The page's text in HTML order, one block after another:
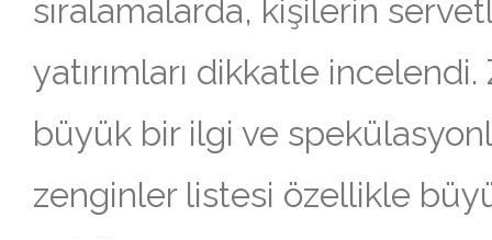
sıralamalarda, kişilerin
yatırımları dikkatle incelendi.
büyük bir ilgi ve
zenginler listesi özellikle